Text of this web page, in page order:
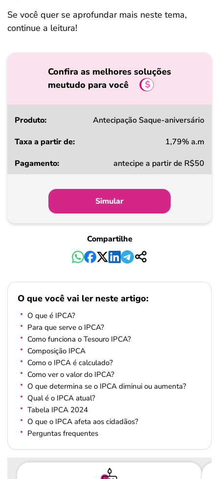
Se você quer se aprofundar mais neste tema,
continue a leitura!
Confira as melhores soluções
meutudo para você
Produto
a
Pagamento
Antecipação Saque-aniversário
1,79% a.m
antecipe a partir de R$50
Simular
Compartilhe
O que você vai ler neste artigo:
O que é IPCA?
Para que serve o IPCA?
Como funciona o Tesouro IPCA?
Composição IPCA
Como o IPCA é calculado?
Como ver o valor do IPCA?
O que determina se o IPCA diminui ou aumenta?
Qual é o IPCA atual?
Tabela IPCA 2024
O que o IPCA afeta aos cidadãos?
Perguntas frequentes